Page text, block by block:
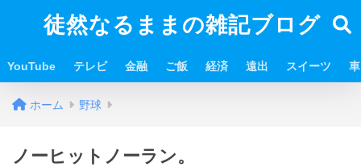
徒然なるままの雑記ブログ
YouTube テレビ 金融 ご飯 経済 遠出 スイーツ 車
ホーム 野球
ノーヒットノーラン。